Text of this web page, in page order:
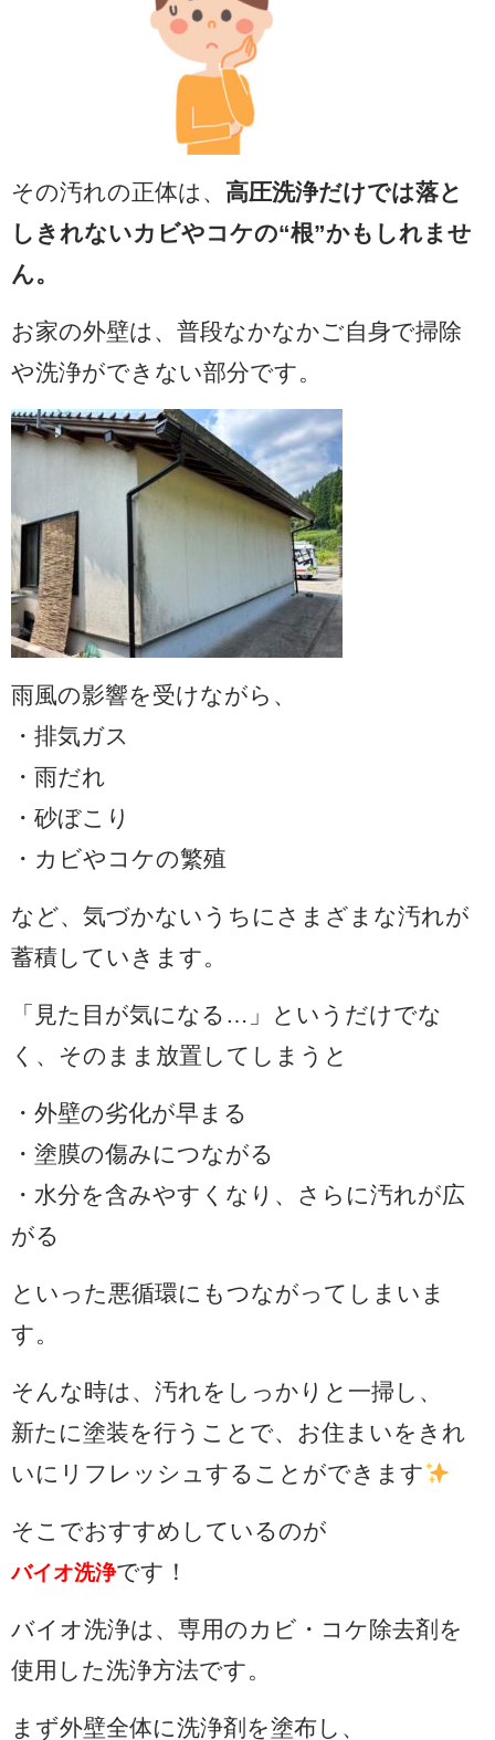
その汚れの正体は、 高圧洗浄だけでは落と
しきれないカビやコケの“根”かもしれませ
ん。
お家の外壁は、普段なかなかご自身で掃除
や洗浄ができない部分です。
雨風の影響を受けながら、
・排気ガス
・雨だれ
・砂ぼこり
・カビやコケの繁殖
など、気づかないうちにさまざまな汚れが
蓄積していきます。
「見た目が気になる…」というだけでな
く、そのまま放置してしまうと
・外壁の劣化が早まる
・塗膜の傷みにつながる
・水分を含みやすくなり、さらに汚れが広
がる
といった悪循環にもつながってしまいま
す。
そんな時は、汚れをしっかりと一掃し、
新たに塗装を行うことで、お住まいをきれ
いにリフレッシュすることができます
そこでおすすめしているのが
バイオ洗浄です！
バイオ洗浄は、専用のカビ・コケ除去剤を
使用した洗浄方法です。
まず外壁全体に洗浄剤を塗布し、